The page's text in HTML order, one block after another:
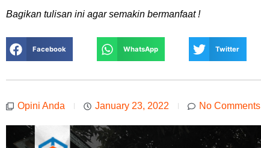
Bagikan tulisan ini agar semakin bermanfaat !
Facebook WhatsApp Twitter
Opini Anda January 23, 2022 No Comments